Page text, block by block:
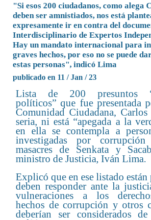
"Si esos 200 ciudadanos, como alega
deben ser amnistiados, nos está
expresamente ir en contra del
Interdisciplinario de Expertos
Hay un mandato internacional para
graves hechos, por eso no se puede
estas personas", indicó Lima
publicado en 11 / Jan / 23
Lista de 200 presuntos
políticos” que fue presentada
Comunidad Ciudadana,
seria, ni está “apegada a la
en ella se contempla a
investigadas por
masacres de Senkata y
ministro de Justicia, Iván Lima.
Explicó que en ese listado están
deben responder ante la
vulneraciones a los
hechos de corrupción y otros
deberían ser considerados de